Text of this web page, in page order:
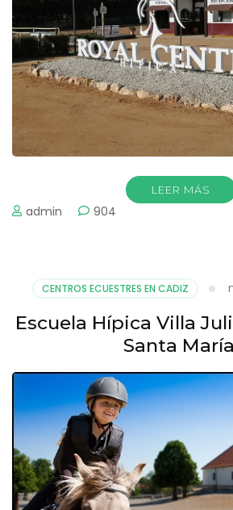
LEER MÁS
admin 904
CENTROS ECUESTRES EN CADIZ
Escuela Hípica Villa
Santa